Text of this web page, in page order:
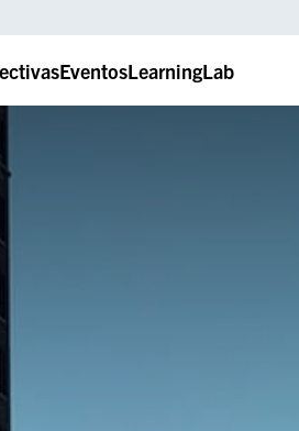
EventosLearningLab